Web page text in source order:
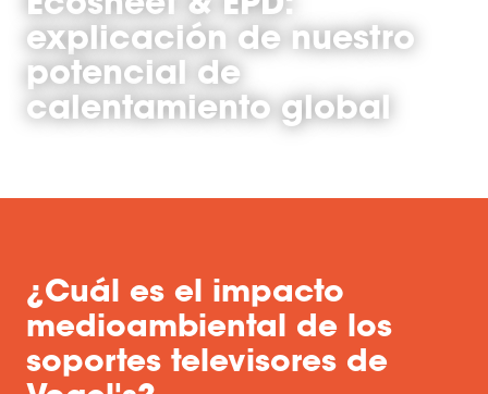
Ecosheet & EPD:
explicación de nuestro
potencial de
calentamiento global
¿Cuál es el impacto
medioambiental de los
soportes televisores de